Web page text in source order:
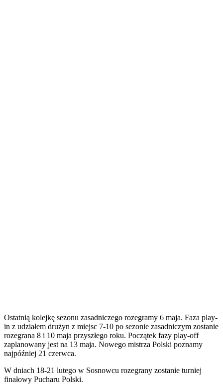
Ostatnią kolejkę sezonu zasadniczego rozegramy 6 maja. Faza play-
in z udziałem drużyn z miejsc 7-10 po sezonie zasadniczym zostanie
rozegrana 8 i 10 maja przyszłego roku. Początek fazy play-off
zaplanowany jest na 13 maja. Nowego mistrza Polski poznamy
najpóźniej 21 czerwca.
W dniach 18-21 lutego w Sosnowcu rozegrany zostanie turniej
finałowy Pucharu Polski.